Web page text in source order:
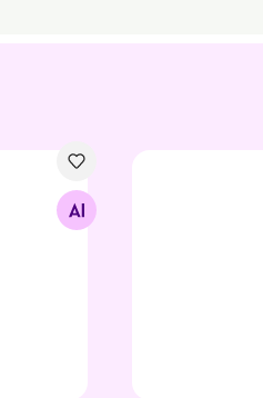
ahjule 60x213,7 cm
Kõrge